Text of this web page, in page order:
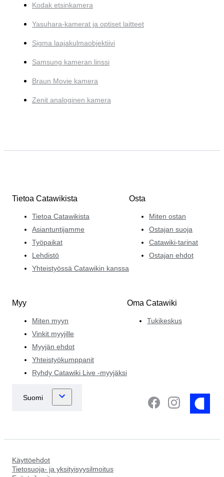
Kodak etsinkamera
Yasuhara-kamerat ja optiset laitteet
Sigma laajakulmaobjektiivi
Samsung kameran linssi
Braun Movie kamera
Zenit analoginen kamera
Tietoa Catawikista
Tietoa Catawikista
Asiantuntijamme
Työpaikat
Lehdistö
Yhteistyössä Catawikin kanssa
Osta
Miten ostan
Ostajan suoja
Catawiki-tarinat
Ostajan ehdot
Myy
Miten myyn
Vinkit myyjille
Myyjän ehdot
Yhteistyökumppanit
Ryhdy Catawiki Live -myyjäksi
Oma Catawiki
Tukikeskus
Käyttöehdot
Tietosuoja- ja yksityisyysilmoitus